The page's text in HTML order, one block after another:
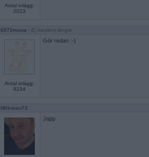
Antal inlägg:
2013
6972mona - Ej medlem längre
Antal inlägg:
9234
Gör redan :-)
Milkman73
Japp